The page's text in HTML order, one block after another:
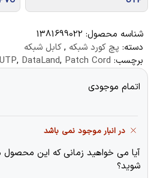
شناسه محصول: 1381699022
دسته: پچ کورد شبکه ,کابل شبکه
برچسب:
, DataLand, Patch Cord
اتمام موجودی
در انبار موجود نمی باشد
آیا می خواهید زمانی که این محصول
شوید؟